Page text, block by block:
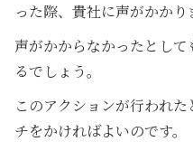
った際、貴社に声がかかり
声がかからなかったとし
るでしょう。
このアクションが行われ
チをかければよいのです。